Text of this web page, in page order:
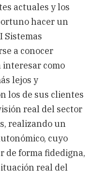
actuales y los
hacer un
Sistemas
a conocer
como
lejos y
los de sus clientes
real del sector
realizando un
cuyo
de forma fidedigna,
real del